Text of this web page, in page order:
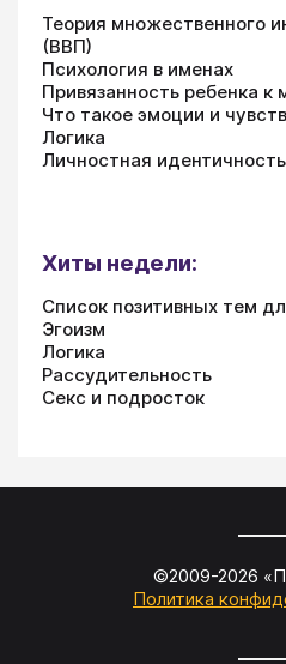
Теория множественного
(ВВП)
Психология в именах
Привязанность ребенка к
Что такое эмоции и
Логика
Личностная идентичность
Хиты недели:
Список позитивных тем
Эгоизм
Логика
Рассудительность
Секс и подросток
©2009-2026 «
Политика